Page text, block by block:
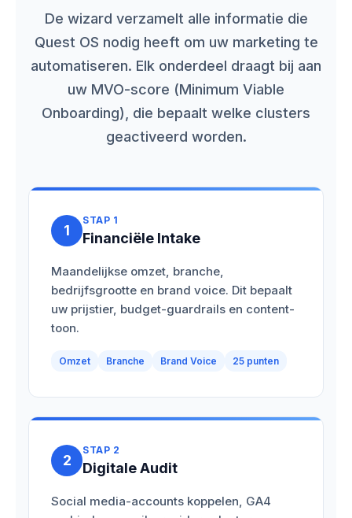
De wizard verzamelt alle informatie die
Quest OS nodig heeft om uw marketing te
automatiseren. Elk onderdeel draagt bij aan
uw MVO-score (Minimum Viable
Onboarding), die bepaalt welke clusters
geactiveerd worden.
1
STAP 1
Financiële Intake
Maandelijkse omzet, branche,
bedrijfsgrootte en brand voice. Dit bepaalt
uw prijstier, budget-guardrails en content-
toon.
Omzet Branche Brand Voice 25 punten
2
STAP 2
Digitale Audit
Social media-accounts koppelen, GA4